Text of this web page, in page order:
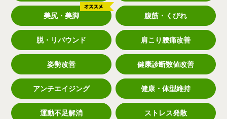
美尻・美脚 腹筋・くびれ
脱・リバウンド 肩こり腰痛改善
姿勢改善 健康診断数値改善
アンチエイジング 健康・体型維持
運動不足解消 ストレス発散